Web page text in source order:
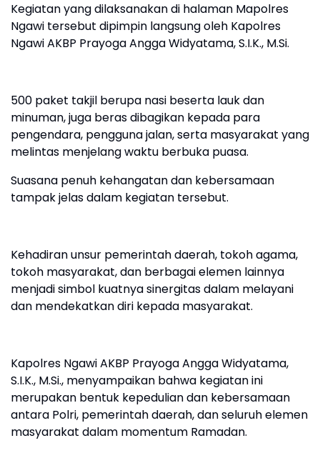
Kegiatan yang dilaksanakan di halaman Mapolres
Ngawi tersebut dipimpin langsung oleh Kapolres
Ngawi AKBP Prayoga Angga Widyatama, S.I.K., M.Si.
500 paket takjil berupa nasi beserta lauk dan
minuman, juga beras dibagikan kepada para
pengendara, pengguna jalan, serta masyarakat yang
melintas menjelang waktu berbuka puasa.
Suasana penuh kehangatan dan kebersamaan
tampak jelas dalam kegiatan tersebut.
Kehadiran unsur pemerintah daerah, tokoh agama,
tokoh masyarakat, dan berbagai elemen lainnya
menjadi simbol kuatnya sinergitas dalam melayani
dan mendekatkan diri kepada masyarakat.
Kapolres Ngawi AKBP Prayoga Angga Widyatama,
S.I.K., M.Si., menyampaikan bahwa kegiatan ini
merupakan bentuk kepedulian dan kebersamaan
antara Polri, pemerintah daerah, dan seluruh elemen
masyarakat dalam momentum Ramadan.